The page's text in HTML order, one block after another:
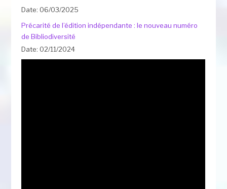
Date: 06/03/2025
Précarité de l’édition indépendante : le nouveau numéro
de Bibliodiversité
Date: 02/11/2024